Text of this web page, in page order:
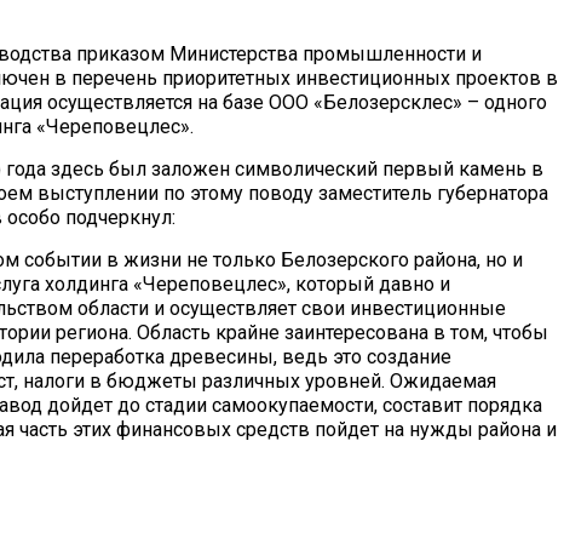
приказом Министерства промышленно­сти и
в перечень приоритетных инвестиционных проектов в
осу­ществляется на базе ООО «Бе­лозерсклес» – одного
«Череповецлес».
здесь был заложен символический первый камень в
выступлении по этому по­воду заместитель губернатора
подчеркнул:
событии в жизни не только Белозерского района, но и
холдинга «Череповецлес», который давно и
об­ласти и осуществляет свои инве­стиционные
региона. Область крайне заинтересована в том, чтобы
пере­работка древесины, ведь это соз­дание
налоги в бюджеты различных уровней. Ожидаемая
дойдет до стадии са­моокупаемости, составит поряд­ка
часть этих финансовых средств пойдет на нужды района и